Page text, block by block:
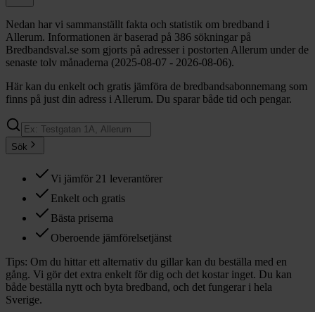
Nedan har vi sammanställt fakta och statistik om bredband i
Allerum. Informationen är baserad på 386 sökningar på
Bredbandsval.se som gjorts på adresser i postorten Allerum under de
senaste tolv månaderna (2025-08-07 - 2026-08-06).
Här kan du enkelt och gratis jämföra de bredbandsabonnemang som
finns på just din adress i Allerum. Du sparar både tid och pengar.
Sök
Vi jämför 21 leverantörer
Enkelt och gratis
Bästa priserna
Oberoende jämförelsetjänst
Tips: Om du hittar ett alternativ du gillar kan du beställa med en
gång. Vi gör det extra enkelt för dig och det kostar inget. Du kan
både beställa nytt och byta bredband, och det fungerar i hela
Sverige.